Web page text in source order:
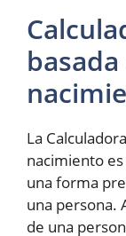
La
nacimiento
una forma
una persona.
de una